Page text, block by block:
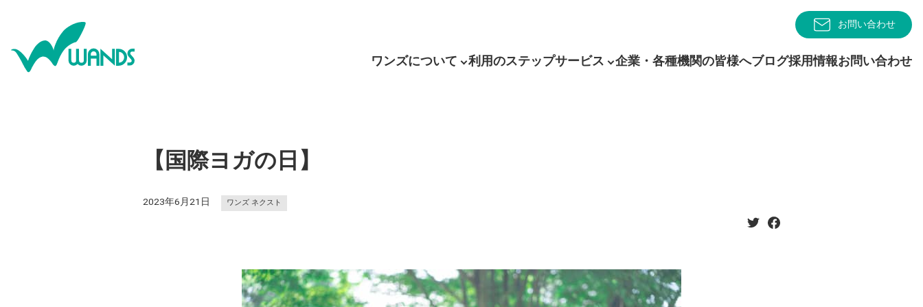
お問い合わせ
ワンズについて 利用のステップサービス 企業・各種機関の皆様へブログ採用情報お問い合わせ
【国際ヨガの日】
2023年6月21日 ワンズ ネクスト